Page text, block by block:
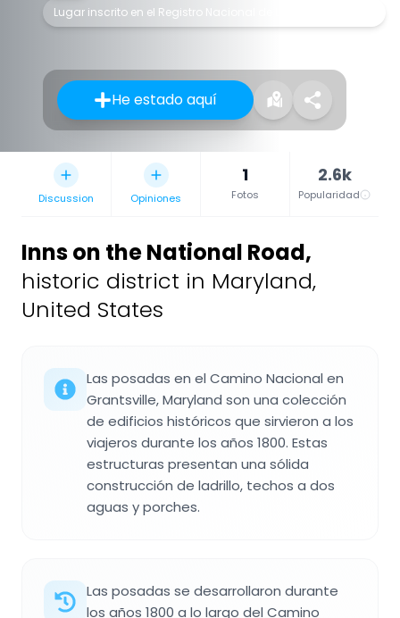
Lugar inscrito en el Registro Nacional de Lugares Históricos
He estado aquí
Discussion Opiniones
1
Fotos
2.6k
Popularidad
Inns on the National Road,
historic district in Maryland,
United States
Las posadas en el Camino Nacional en
Grantsville, Maryland son una colección
de edificios históricos que sirvieron a los
viajeros durante los años 1800. Estas
estructuras presentan una sólida
construcción de ladrillo, techos a dos
aguas y porches.
Las posadas se desarrollaron durante
los años 1800 a lo largo del Camino